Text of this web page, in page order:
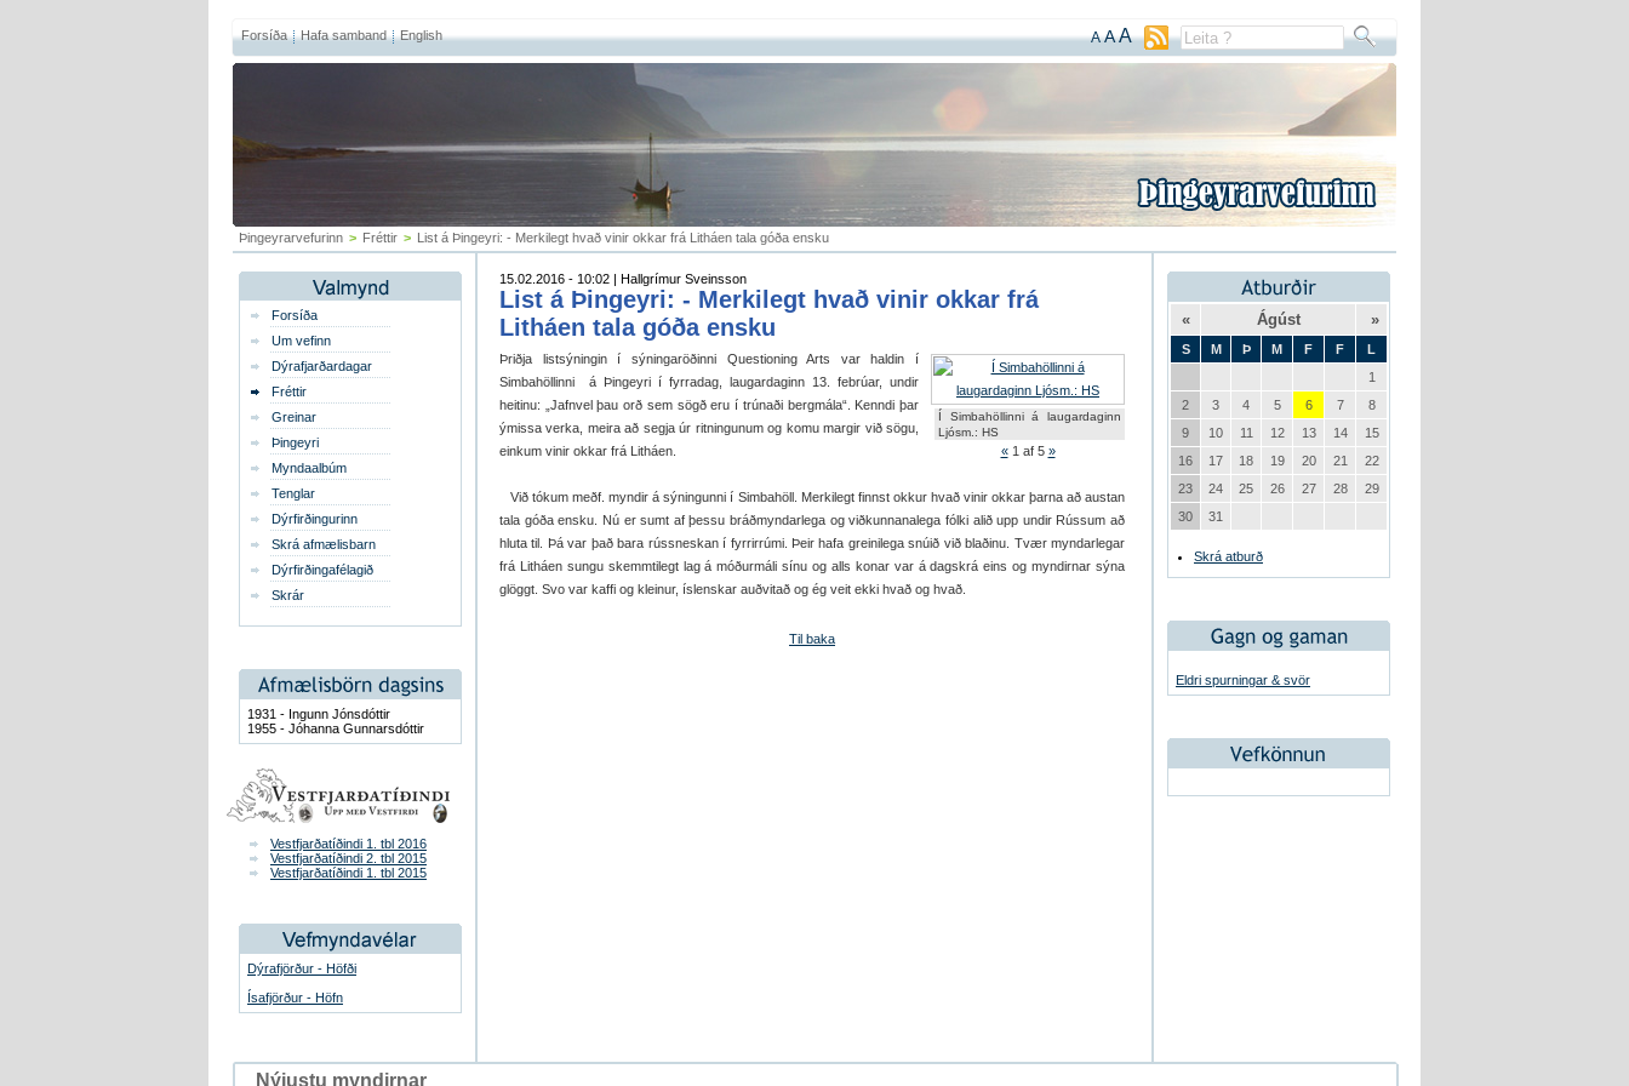
Forsíða Hafa samband English A AA
Þingeyrarvefurinn > Fréttir > List á Þingeyri: - Merkilegt hvað vinir okkar frá Litháen tala góða ensku
Forsíða
Um vefinn
Dýrafjarðardagar
Fréttir
Greinar
Þingeyri
Myndaalbúm
Tenglar
Dýrfirðingurinn
Skrá afmælisbarn
Dýrfirðingafélagið
Skrár
1931 - Ingunn Jónsdóttir
1955 - Jóhanna Gunnarsdóttir
Vestfjarðatíðindi 1. tbl 2016
Vestfjarðatíðindi 2. tbl 2015
Vestfjarðatíðindi 1. tbl 2015
Dýrafjörður - Höfði
Ísafjörður - Höfn
15.02.2016 - 10:02 | Hallgrímur Sveinsson
List á Þingeyri: - Merkilegt hvað vinir okkar frá
Litháen tala góða ensku
Í Simbahöllinni á laugardaginn
Ljósm.: HS
« 1 af 5 »
Þriðja listsýningin í sýningaröðinni Questioning Arts var haldin í
Simbahöllinni á Þingeyri í fyrradag, laugardaginn 13. febrúar, undir
heitinu: „Jafnvel þau orð sem sögð eru í trúnaði bergmála“. Kenndi þar
ýmissa verka, meira að segja úr ritningunum og komu margir við sögu,
einkum vinir okkar frá Litháen.
Við tókum meðf. myndir á sýningunni í Simbahöll. Merkilegt finnst okkur hvað vinir okkar þarna að austan
tala góða ensku. Nú er sumt af þessu bráðmyndarlega og viðkunnanalega fólki alið upp undir Rússum að
hluta til. Þá var það bara rússneskan í fyrrirrúmi. Þeir hafa greinilega snúið við blaðinu. Tvær myndarlegar
frá Litháen sungu skemmtilegt lag á móðurmáli sínu og alls konar var á dagskrá eins og myndirnar sýna
glöggt. Svo var kaffi og kleinur, íslenskar auðvitað og ég veit ekki hvað og hvað.
Til baka
« Ágúst »
S M Þ M F F
L
1
2
3 4 5 6 7
8
9
10 11 12 13 14
15
16
17 18 19 20 21
22
23
24 25 26 27 28
29
30
31
Skrá atburð
Eldri spurningar & svör
Nýjustu myndirnar